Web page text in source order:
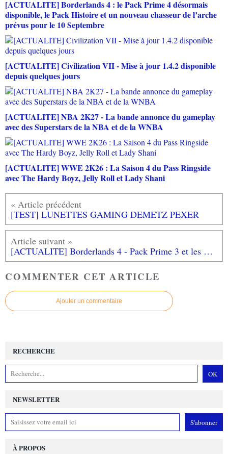
[ACTUALITE] Borderlands 4 : le Pack Prime 4 désormais
disponible, le Pack Histoire et un nouveau chasseur de l’arche
prévus pour le 10 Septembre
[ACTUALITE] Civilization VII - Mise à jour 1.4.2 disponible
depuis quelques jours
[ACTUALITE] NBA 2K27 - La bande annonce du gameplay
avec des Superstars de la NBA et de la WNBA
[ACTUALITE] WWE 2K26 : La Saison 4 du Pass Ringside
avec The Hardy Boyz, Jelly Roll et Lady Shani
[TEST] LUNETTES GAMING DEMETZ PEXER
[ACTUALITE] Borderlands 4 - Pack Prime 3 et les modes gratuits Takedown at Hadron Abyss et Cercle du massacre sont disponibles
COMMENTER CET ARTICLE
Ajouter un commentaire
NEWSLETTER
RECHERCHE
À PROPOS